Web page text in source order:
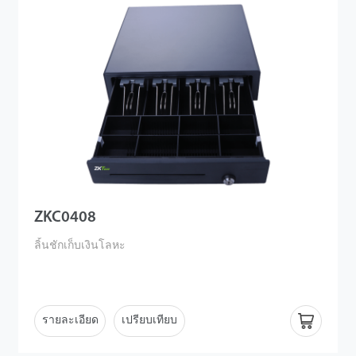
ZKC0408
ลิ้นชักเก็บเงินโลหะ
รายละเอียด เปรียบเทียบ